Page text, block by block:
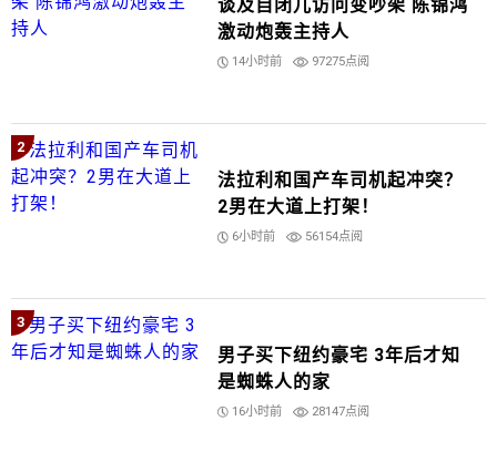
谈及自闭儿访问变吵架 陈锦鸿
激动炮轰主持人
14小时前 97275点阅
2
法拉利和国产车司机起冲突？
2男在大道上打架！
6小时前 56154点阅
3
男子买下纽约豪宅 3年后才知
是蜘蛛人的家
16小时前 28147点阅